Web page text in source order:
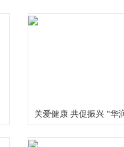
关爱健康 共促振兴 “华